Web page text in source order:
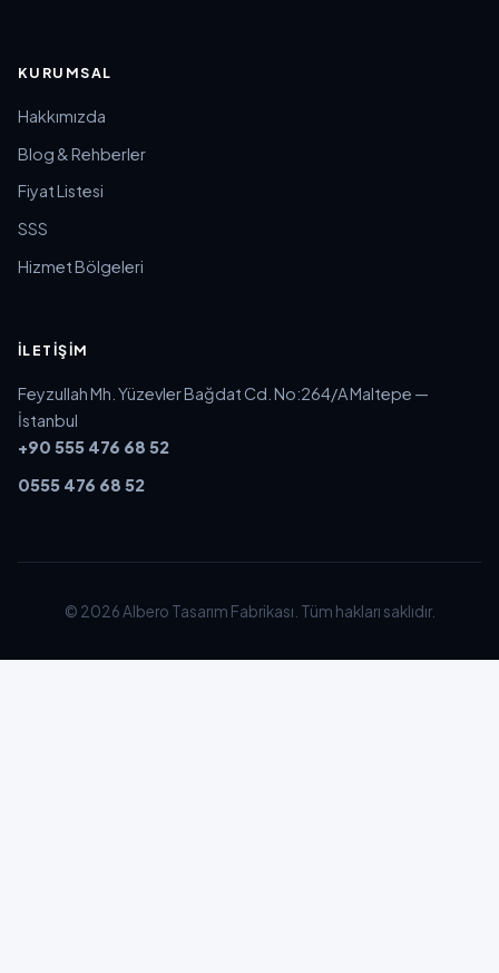
KURUMSAL
Hakkımızda
Blog & Rehberler
Fiyat Listesi
SSS
Hizmet Bölgeleri
İLETIŞIM
Feyzullah Mh. Yüzevler Bağdat Cd. No:264/A Maltepe —
İstanbul
+90 555 476 68 52
0555 476 68 52
© 2026 Albero Tasarım Fabrikası. Tüm hakları saklıdır.